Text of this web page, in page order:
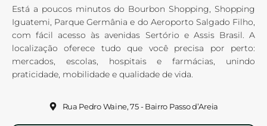
Está a poucos minutos do Bourbon Shopping, Shopping
Iguatemi, Parque Germânia e do Aeroporto Salgado Filho,
com fácil acesso às avenidas Sertório e Assis Brasil. A
localização oferece tudo que você precisa por perto:
mercados, escolas, hospitais e farmácias, unindo
praticidade, mobilidade e qualidade de vida.
Rua Pedro Waine, 75 - Bairro Passo d’Areia